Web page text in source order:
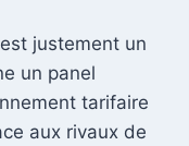
est justement un
un panel
tarifaire
aux rivaux de